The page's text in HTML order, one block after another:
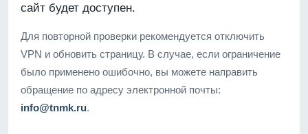
сайт будет доступен.
Для повторной проверки рекомендуется отключить
VPN и обновить страницу. В случае, если ограничение
было применено ошибочно, вы можете направить
обращение по адресу электронной почты:
info@tnmk.ru.